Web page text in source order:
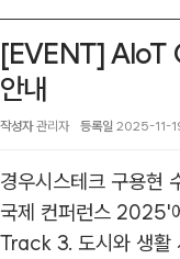
[EVENT]
안내
작성자 관리자 등록일 2025-11-
경우시스테크 구용현
국제 컨퍼런스 2025'
Track 3. 도시와 생